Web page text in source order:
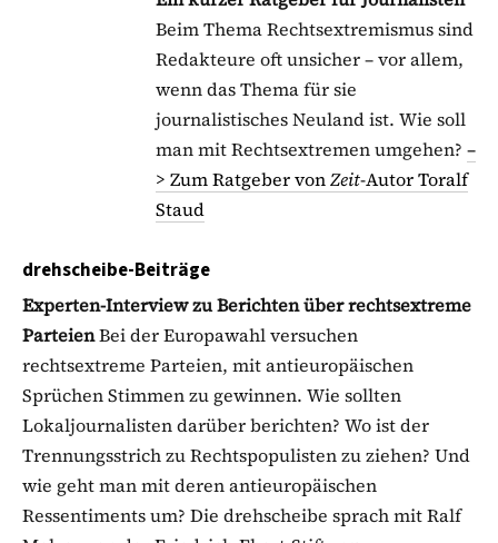
Beim Thema Rechtsextremismus sind
Redakteure oft unsicher – vor allem,
wenn das Thema für sie
journalistisches Neuland ist. Wie soll
man mit Rechtsextremen umgehen? –
> Zum Ratgeber vonZeit-Autor Toralf
Staud
drehscheibe-Beiträge
Experten-Interview zu Berichten über rechtsextreme
ParteienBei der Europawahl versuchen
rechtsextreme Parteien, mit antieuropäischen
Sprüchen Stimmen zu gewinnen. Wie sollten
Lokaljournalisten darüber berichten? Wo ist der
Trennungsstrich zu Rechtspopulisten zu ziehen? Und
wie geht man mit deren antieuropäischen
Ressentiments um? Die drehscheibe sprach mit Ralf